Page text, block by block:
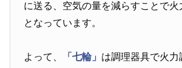
に送る、空気の量を減らすことで
となっています。
よって、 「七輪」 は調理器具で火